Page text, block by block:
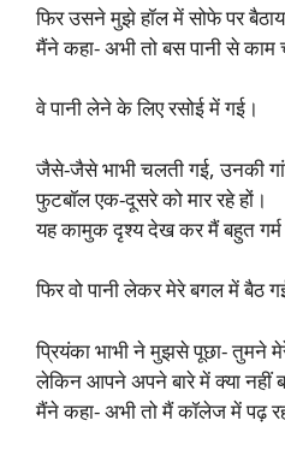
फिर उसने मुझे हॉल में सोफे पर
मैंने कहा- अभी तो बस पानी से काम
वे पानी लेने के लिए रसोई में गई।
जैसे-जैसे भाभी चलती गई, उनकी
फुटबॉल एक-दूसरे को मार रहे हों।
यह कामुक दृश्य देख कर मैं बहुत गर्म
फिर वो पानी लेकर मेरे बगल में बैठ
प्रियंका भाभी ने मुझसे पूछा- तुमने
लेकिन आपने अपने बारे में क्या नहीं
मैंने कहा- अभी तो मैं कॉलेज में पढ़